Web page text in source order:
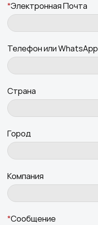
*Электронная Почта
Телефон или WhatsApp
Страна
Город
Компания
*Сообщение